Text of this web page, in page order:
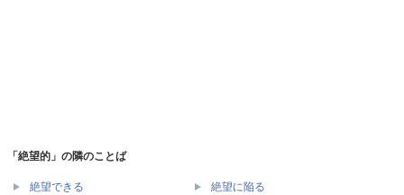
「絶望的」の隣のことば
絶望できる 絶望に陥る